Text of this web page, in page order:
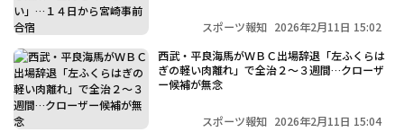
スポーツ報知 2026年2月11日 15:02
西武・平良海馬がＷＢＣ出場辞退「左ふくらは
ぎの軽い肉離れ」で全治２～３週間…クローザ
ー候補が無念
スポーツ報知 2026年2月11日 15:04